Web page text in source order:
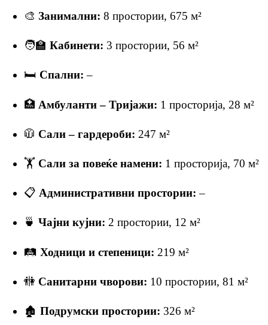
🎨 Занимални: 8 простории, 675 м²
🧑‍🏫 Кабинети: 3 простории, 56 м²
🛏 Спални: –
🏥 Амбуланти – Тријажи: 1 просторија, 28 м²
🧥 Сали – гардероби: 247 м²
🏋️ Сали за повеќе намени: 1 просторија, 70 м²
📋 Административни простории: –
🍵 Чајни кујни: 2 простории, 12 м²
🛤 Ходници и степеници: 219 м²
🚻 Санитарни чворови: 10 простории, 81 м²
🏚 Подрумски простории: 326 м²